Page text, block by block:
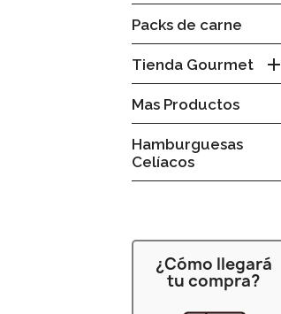
Packs de carne
Tienda Gourmet 
Mas Productos
Hamburguesas
Celíacos
¿Cómo llegará
tu compra?